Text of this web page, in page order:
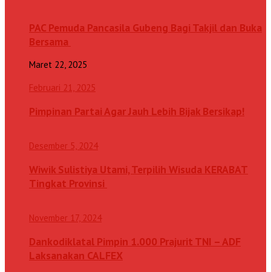
PAC Pemuda Pancasila Gubeng Bagi Takjil dan Buka
Bersama
Maret 22, 2025
Februari 21, 2025
Pimpinan Partai Agar Jauh Lebih Bijak Bersikap!
Desember 5, 2024
Wiwik Sulistiya Utami, Terpilih Wisuda KERABAT
Tingkat Provinsi
November 17, 2024
Dankodiklatal Pimpin 1.000 Prajurit TNI – ADF
Laksanakan CALFEX